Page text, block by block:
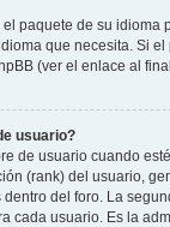
paquete de su idioma
que necesita. Si
(ver el enlace al
usuario?
de usuario cuando
(rank) del usuario,
del foro. La
cada usuario. Es la